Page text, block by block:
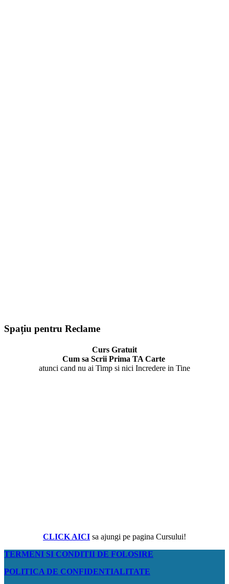
Spațiu pentru Reclame
Curs Gratuit
Cum sa Scrii Prima TA Carte
atunci cand nu ai Timp si nici Incredere in Tine
CLICK AICI sa ajungi pe pagina Cursului!
TERMENI SI CONDITII DE FOLOSIRE
POLITICA DE CONFIDENTIALITATE